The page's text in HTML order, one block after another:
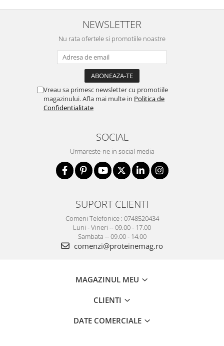
NEWSLETTER
Nu rata ofertele si promotiile noastre
Vreau sa primesc newsletter cu promotiile
magazinului. Afla mai multe in Politica de
Confidentialitate
SOCIAL
Urmareste-ne in social media
SUPORT CLIENTI
Comeni Telefonice : 0748520434
Luni - Vineri -- 09.00 - 17.00
Sambata -- 09.00 - 14.00
comenzi@proteinemag.ro
MAGAZINUL MEU
CLIENTI
DATE COMERCIALE